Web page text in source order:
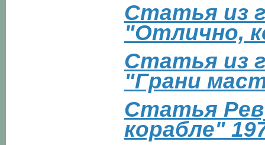
Статья из
"Отлично,
Статья из
"Гpaни
Стaтья
корабле"